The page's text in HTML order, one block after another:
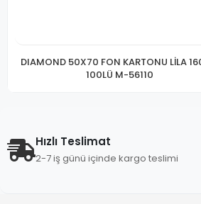
DIAMOND 50X70 FON KARTONU LİLA
100LÜ M-56110
Hızlı Teslimat
2-7 iş günü içinde kargo teslimi